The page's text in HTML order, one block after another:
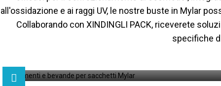
all'ossidazione e ai raggi UV, le nostre buste in Mylar
Collaborando con XINDINGLI PACK, riceverete
specifiche